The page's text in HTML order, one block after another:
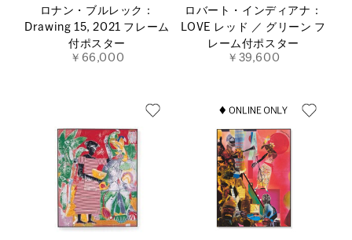
ロナン・ブルレック：
Drawing 15, 2021 フレーム
付ポスター
￥66,000
ロバート・インディアナ：
LOVE レッド ／ グリーン フ
レーム付ポスター
￥39,600